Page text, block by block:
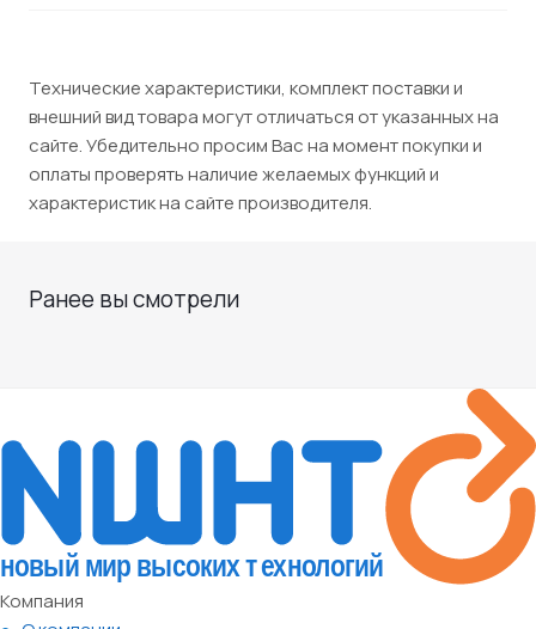
Технические характеристики, комплект поставки и
внешний вид товара могут отличаться от указанных на
сайте. Убедительно просим Вас на момент покупки и
оплаты проверять наличие желаемых функций и
характеристик на сайте производителя.
Ранее вы смотрели
Компания